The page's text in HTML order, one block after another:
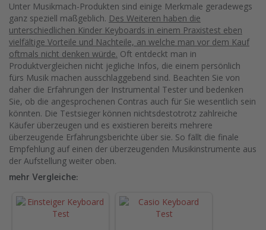
Unter Musikmach-Produkten sind einige Merkmale geradewegs
ganz speziell maßgeblich. Des Weiteren haben die
unterschiedlichen Kinder Keyboards in einem Praxistest eben
vielfältige Vorteile und Nachteile, an welche man vor dem Kauf
oftmals nicht denken würde. Oft entdeckt man in
Produktvergleichen nicht jegliche Infos, die einem persönlich
fürs Musik machen ausschlaggebend sind. Beachten Sie von
daher die Erfahrungen der Instrumental Tester und bedenken
Sie, ob die angesprochenen Contras auch für Sie wesentlich sein
könnten. Die Testsieger können nichtsdestotrotz zahlreiche
Käufer überzeugen und es existieren bereits mehrere
überzeugende Erfahrungsberichte über sie. So fällt die finale
Empfehlung auf einen der überzeugenden Musikinstrumente aus
der Aufstellung weiter oben.
mehr Vergleiche: